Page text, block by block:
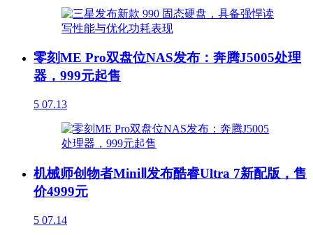
零刻ME Pro双盘位NAS发布：奔腾J5005处理
器，999元起售
5 07.13
机械师创物者MiniⅡ发布酷睿Ultra 7新配版，售
价4999元
5 07.14